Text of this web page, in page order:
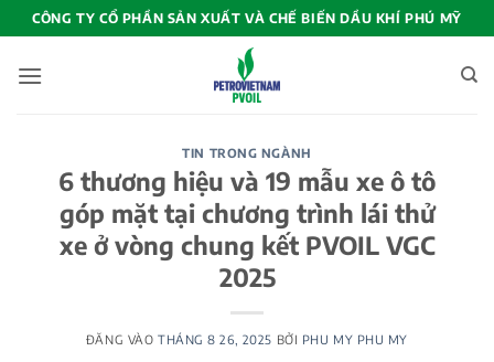
qua
nội
CÔNG TY CỔ PHẦN SẢN XUẤT VÀ CHẾ BIẾN DẦU KHÍ PHÚ MỸ
TIN TRONG NGÀNH
6 thương hiệu và 19 mẫu xe ô tô
góp mặt tại chương trình lái thử
xe ở vòng chung kết PVOIL VGC
2025
ĐĂNG VÀO THÁNG 8 26, 2025 BỞI PHU MY PHU MY